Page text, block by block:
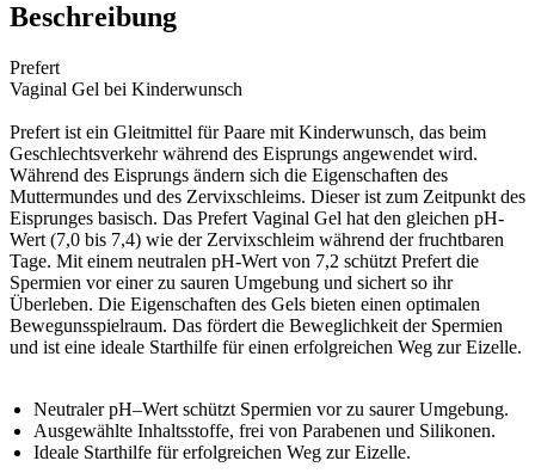
Beschreibung
Prefert
Vaginal Gel bei Kinderwunsch
Prefert ist ein Gleitmittel für Paare mit Kinderwunsch, das beim
Geschlechtsverkehr während des Eisprungs angewendet wird.
Während des Eisprungs ändern sich die Eigenschaften des
Muttermundes und des Zervixschleims. Dieser ist zum Zeitpunkt des
Eisprunges basisch. Das Prefert Vaginal Gel hat den gleichen pH-
Wert (7,0 bis 7,4) wie der Zervixschleim während der fruchtbaren
Tage. Mit einem neutralen pH-Wert von 7,2 schützt Prefert die
Spermien vor einer zu sauren Umgebung und sichert so ihr
Überleben. Die Eigenschaften des Gels bieten einen optimalen
Bewegunsspielraum. Das fördert die Beweglichkeit der Spermien
und ist eine ideale Starthilfe für einen erfolgreichen Weg zur Eizelle.
Neutraler pH–Wert schützt Spermien vor zu saurer Umgebung.
Ausgewählte Inhaltsstoffe, frei von Parabenen und Silikonen.
Ideale Starthilfe für erfolgreichen Weg zur Eizelle.